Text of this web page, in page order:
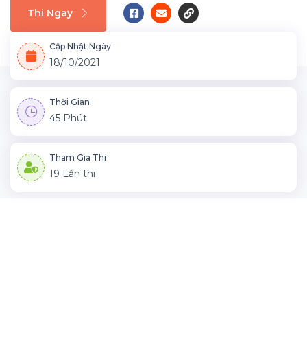
Thi Ngay
Cập Nhật Ngày
18/10/2021
Thời Gian
45 Phút
Tham Gia Thi
19 Lần thi